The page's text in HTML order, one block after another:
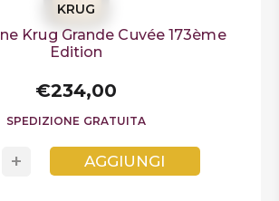
KRUG
Krug Grande Cuvée 173ème
Edition
€234,00
SPEDIZIONE GRATUITA
+ AGGIUNGI